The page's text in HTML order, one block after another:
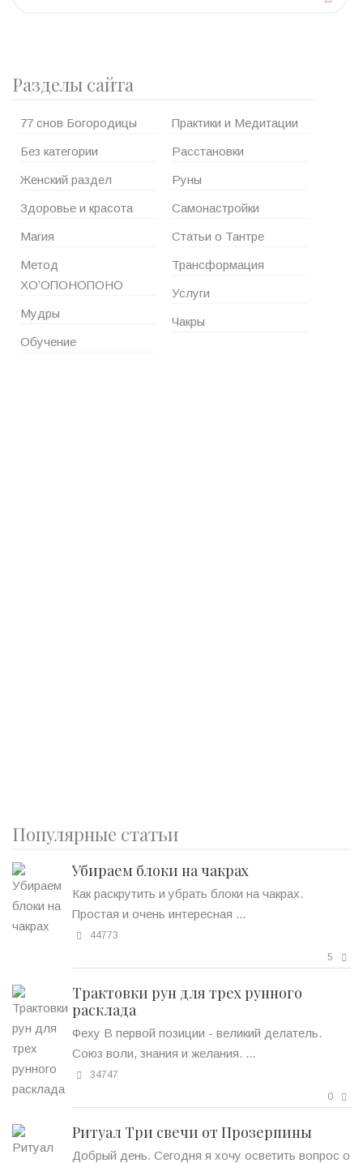
Разделы сайта
77 снов Богородицы
Без категории
Женский раздел
Здоровье и красота
Магия
Метод
ХО’ОПОНОПОНО
Мудры
Обучение
Практики и Медитации
Расстановки
Руны
Самонастройки
Статьи о Тантре
Трансформация
Услуги
Чакры
Популярные статьи
Убираем блоки на чакрах
Как раскрутить и убрать блоки на чакрах.
Простая и очень интересная ...
44773
5
Трактовки рун для трех рунного
расклада
Феху В первой позиции - великий делатель.
Союз воли, знания и желания. ...
34747
0
Ритуал Три свечи от Прозерпины
Добрый день. Сегодня я хочу осветить вопрос о